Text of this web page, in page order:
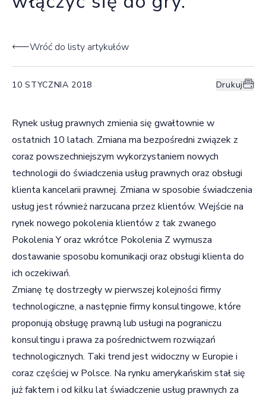
Wróć do listy artykułów
10 STYCZNIA 2018 Drukuj
Rynek usług prawnych zmienia się gwałtownie w
ostatnich 10 latach. Zmiana ma bezpośredni związek z
coraz powszechniejszym wykorzystaniem nowych
technologii do świadczenia usług prawnych oraz obsługi
klienta kancelarii prawnej. Zmiana w sposobie świadczenia
usług jest również narzucana przez klientów. Wejście na
rynek nowego pokolenia klientów z tak zwanego
Pokolenia Y oraz wkrótce Pokolenia Z wymusza
dostawanie sposobu komunikacji oraz obsługi klienta do
ich oczekiwań.
Zmianę tę dostrzegły w pierwszej kolejności firmy
technologiczne, a następnie firmy konsultingowe, które
proponują obsługę prawną lub usługi na pograniczu
konsultingu i prawa za pośrednictwem rozwiązań
technologicznych. Taki trend jest widoczny w Europie i
coraz częściej w Polsce. Na rynku amerykańskim stał się
już faktem i od kilku lat świadczenie usług prawnych za